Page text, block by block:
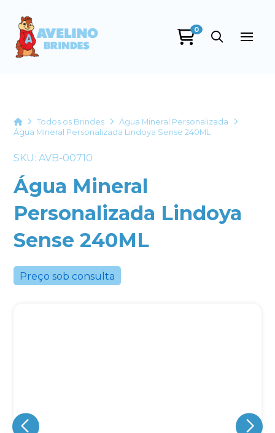
0
HomeTodos os Brindes
Água Mineral Personalizada
Água Mineral Personalizada Lindoya Sense 240ML
SKU: AVB-00710
Água Mineral
Personalizada Lindoya
Sense 240ML
Preço sob consulta
+55